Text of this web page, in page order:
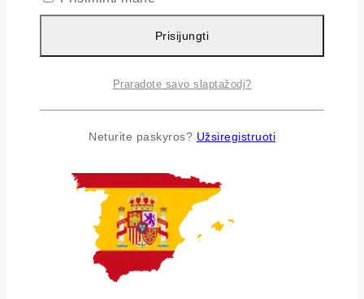
Airija
Prisijungti
Praradote savo slaptažodį?
Neturite paskyros? Užsiregistruoti